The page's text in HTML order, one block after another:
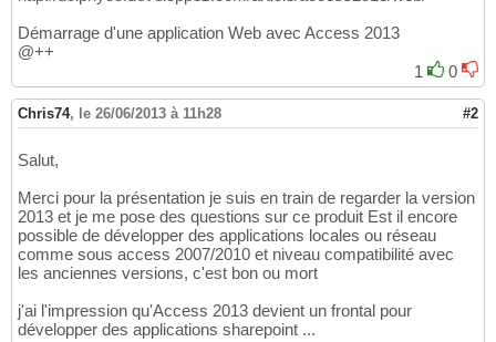
Démarrage d'une application Web avec Access 2013
@++
1
0
Chris74, le 26/06/2013 à 11h28 #2
Salut,
Merci pour la présentation je suis en train de regarder la version
2013 et je me pose des questions sur ce produit Est il encore
possible de développer des applications locales ou réseau
comme sous access 2007/2010 et niveau compatibilité avec
les anciennes versions, c'est bon ou mort
j'ai l'impression qu'Access 2013 devient un frontal pour
développer des applications sharepoint ...